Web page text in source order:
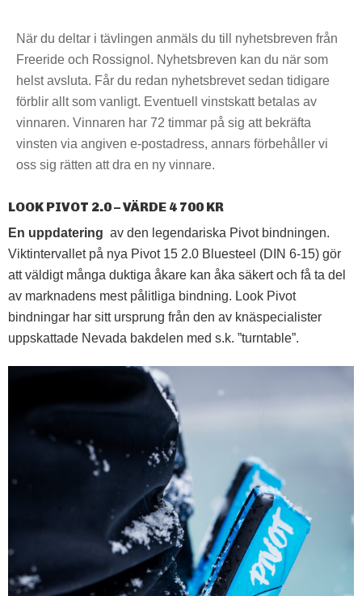
När du deltar i tävlingen anmäls du till nyhetsbreven från
Freeride och Rossignol. Nyhetsbreven kan du när som
helst avsluta. Får du redan nyhetsbrevet sedan tidigare
förblir allt som vanligt. Eventuell vinstskatt betalas av
vinnaren. Vinnaren har 72 timmar på sig att bekräfta
vinsten via angiven e-postadress, annars förbehåller vi
oss sig rätten att dra en ny vinnare.
LOOK PIVOT 2.0 – VÄRDE 4 700 KR
En uppdatering av den legendariska Pivot bindningen.
Viktintervallet på nya Pivot 15 2.0 Bluesteel (DIN 6-15) gör
att väldigt många duktiga åkare kan åka säkert och få ta del
av marknadens mest pålitliga bindning. Look Pivot
bindningar har sitt ursprung från den av knäspecialister
uppskattade Nevada bakdelen med s.k. ”turntable”.